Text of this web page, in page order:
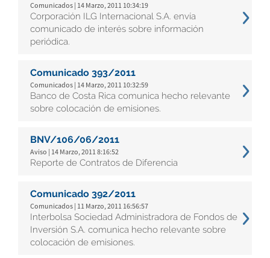
Comunicados | 14 Marzo, 2011 10:34:19
Corporación ILG Internacional S.A. envía
comunicado de interés sobre información
periódica.
Comunicado 393/2011
Comunicados | 14 Marzo, 2011 10:32:59
Banco de Costa Rica comunica hecho relevante
sobre colocación de emisiones.
BNV/106/06/2011
Aviso | 14 Marzo, 2011 8:16:52
Reporte de Contratos de Diferencia
Comunicado 392/2011
Comunicados | 11 Marzo, 2011 16:56:57
Interbolsa Sociedad Administradora de Fondos de
Inversión S.A. comunica hecho relevante sobre
colocación de emisiones.